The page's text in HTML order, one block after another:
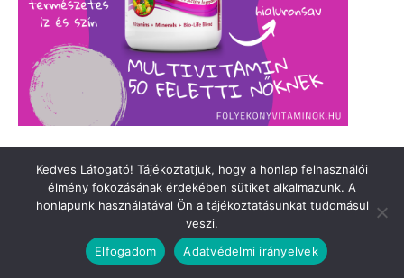
Kedves Látogató! Tájékoztatjuk, hogy a honlap felhasználói
élmény fokozásának érdekében sütiket alkalmazunk. A
honlapunk használatával Ön a tájékoztatásunkat tudomásul
veszi.
Elfogadom
Adatvédelmi irányelvek